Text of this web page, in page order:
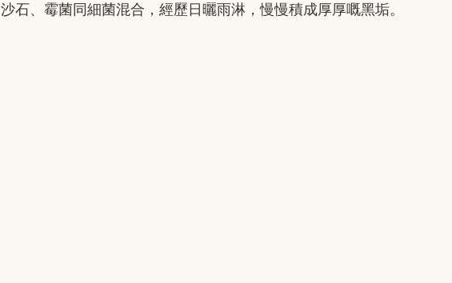
​沙石、霉菌同細菌混合，經歷日曬雨淋，慢慢積成厚厚嘅黑垢。